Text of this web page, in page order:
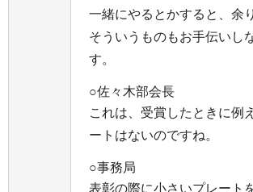
一緒にやるとかすると、余
そういうものもお手伝いし
す。
○佐々木部会長
これは、受賞したときに例
ートはないのですね。
○事務局
表彰の際に小さいプレート